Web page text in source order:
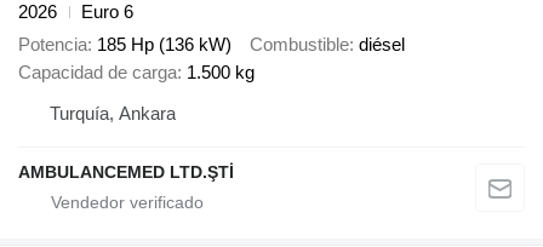
2026
Euro 6
Potencia 185 Hp (136 kW) Combustible diésel
Capacidad de carga 1.500 kg
Turquía, Ankara
AMBULANCEMED LTD.ŞTİ